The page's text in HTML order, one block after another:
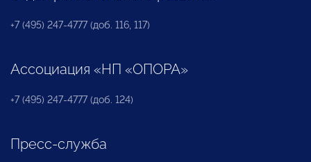
+7 (495) 247-4777 (доб. 116, 117)
Ассоциация «НП «ОПОРА»
+7 (495) 247-4777 (доб. 124)
Пресс-служба